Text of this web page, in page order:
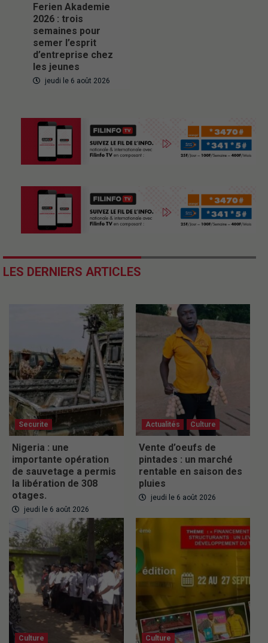
Ferien Akademie
2026 : trois
semaines pour
semer l’esprit
d’entreprise chez
les jeunes
jeudi le 6 août 2026
LES DERNIERS ARTICLES
Securite
Nigeria : une
importante opération
de sauvetage a permis
la libération de 308
otages.
jeudi le 6 août 2026
Actualités Culture
Vente d’oeufs de
pintades : un marché
rentable en saison des
pluies
jeudi le 6 août 2026
Culture Culture